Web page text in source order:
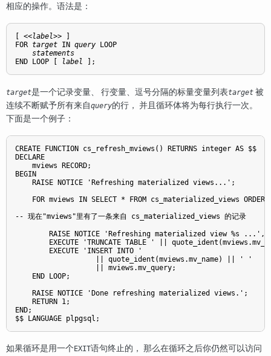
相应的操作。语法是：
<<label>>
FOR target IN query LOOP
statements
END LOOP [
label ];
target是一个记录变量、 行变量、逗号分隔的标量变量列表target 被
连续不断赋予所有来自query的行， 并且循环体将为每行执行一次。
下面是一个例子：
CREATE FUNCTION cs_refresh_mviews() RETURNS integer AS $$
DECLARE
    mviews RECORD;
BEGIN
    RAISE NOTICE 'Refreshing materialized views...';
FOR mviews IN SELECT * FROM cs_materialized_views ORDER
-- 现在"mviews"里有了一条来自 cs_materialized_views 的记录
RAISE NOTICE 'Refreshing materialized view %s ...',
EXECUTE 'TRUNCATE TABLE ' ||
        EXECUTE 'INSERT INTO '
                   || quote_ident(mviews.mv_name) || ' '
                   || mviews.mv_query;
    END LOOP;
    RAISE NOTICE 'Done refreshing materialized views.';
    RETURN 1;
END;
$$ LANGUAGE plpgsql;
如果循环是用一个 EXIT语句终止的， 那么在循环之后你仍然可以访问